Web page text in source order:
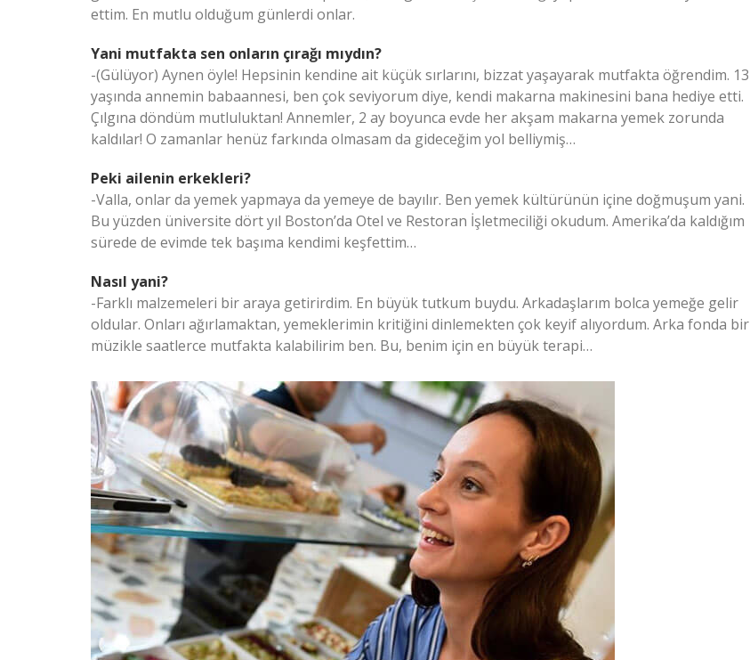
ettim. En mutlu olduğum günlerdi onlar.
Yani mutfakta sen onların çırağı mıydın?
-(Gülüyor) Aynen öyle! Hepsinin kendine ait küçük sırlarını, bizzat yaşayarak mutfakta öğrendim. 13
yaşında annemin babaannesi, ben çok seviyorum diye, kendi makarna makinesini bana hediye etti.
Çılgına döndüm mutluluktan! Annemler, 2 ay boyunca evde her akşam makarna yemek zorunda
kaldılar! O zamanlar henüz farkında olmasam da gideceğim yol belliymiş…
Peki ailenin erkekleri?
-Valla, onlar da yemek yapmaya da yemeye de bayılır. Ben yemek kültürünün içine doğmuşum yani.
Bu yüzden üniversite dört yıl Boston’da Otel ve Restoran İşletmeciliği okudum. Amerika’da kaldığım
sürede de evimde tek başıma kendimi keşfettim…
Nasıl yani?
-Farklı malzemeleri bir araya getirirdim. En büyük tutkum buydu. Arkadaşlarım bolca yemeğe gelir
oldular. Onları ağırlamaktan, yemeklerimin kritiğini dinlemekten çok keyif alıyordum. Arka fonda bir
müzikle saatlerce mutfakta kalabilirim ben. Bu, benim için en büyük terapi…